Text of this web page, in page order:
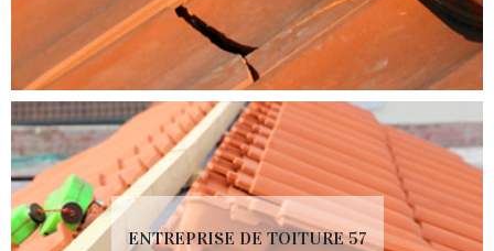
ENTREPRISE DE TOITURE 57